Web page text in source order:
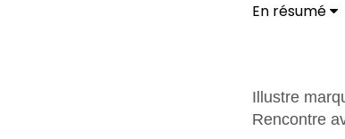
En résumé
Illustre
Rencontre